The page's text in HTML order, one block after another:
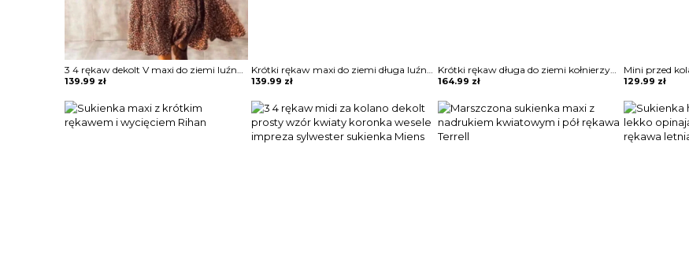
3 4 rękaw dekolt V maxi do ziemi luźna baby doll falbany boho jesień modna sukienka Nollag
139.99 zł
Krótki rękaw maxi do ziemi długa luźna wzór etniczny dekolt V boho rozcięcie noga casual na lato suknia sukienka Matty
139.99 zł
Krótki rękaw długa do ziemi kołnierzyk wiązana pas z koła plisy guziki rozpinana casual sukienka Bertile
164.99 zł 129.99 zł